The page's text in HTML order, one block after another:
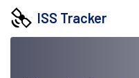
ISS Tracker